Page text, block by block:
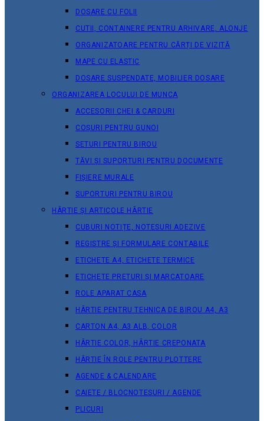
DOSARE CU FOLII
CUTII, CONTAINERE PENTRU ARHIVARE, ALONJE
ORGANIZATOARE PENTRU CĂRȚI DE VIZITĂ
MAPE CU ELASTIC
DOSARE SUSPENDATE, MOBILIER DOSARE
ORGANIZAREA LOCULUI DE MUNCA
ACCESORII CHEI & СARDURI
COȘURI PENTRU GUNOI
SETURI PENTRU BIROU
TĂVI ȘI SUPORTURI PENTRU DOCUMENTE
FIȘIERE MURALE
SUPORTURI PENTRU BIROU
HÂRTIE ȘI ARTICOLE HÂRTIE
CUBURI NOTIȚE, NOTESURI ADEZIVE
REGISTRE ȘI FORMULARE CONTABILE
ETICHETE A4, ETICHETE TERMICE
ETICHETE PRETURI ȘI MARCATOARE
ROLE APARAT CASA
HÂRTIE PENTRU TEHNICA DE BIROU A4, A3
CARTON A4, A3 ALB, COLOR
HÂRTIE COLOR, HÂRTIE CREPONATA
HÂRTIE ÎN ROLE PENTRU PLOTTERE
AGENDE & CALENDARE
CAIETE / BLOCNOTESURI / AGENDE
PLICURI